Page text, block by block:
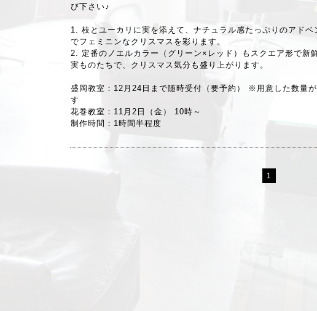
び下さい♪
枝とユーカリに実を添えて、ナチュラル感たっぷりのアド
でフェミニンなクリスマスを彩ります。
定番のノエルカラー（グリーン×レッド）もスクエア形で新
実ものたちで、クリスマス気分も盛り上がります。
盛岡教室：12月24日まで随時受付（要予約） ※用意した数量
す
花巻教室：11月2日（金） 10時～
制作時間：1時間半程度
1